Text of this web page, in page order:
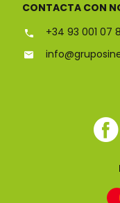
CONTACTA CON
+34 93 001 07